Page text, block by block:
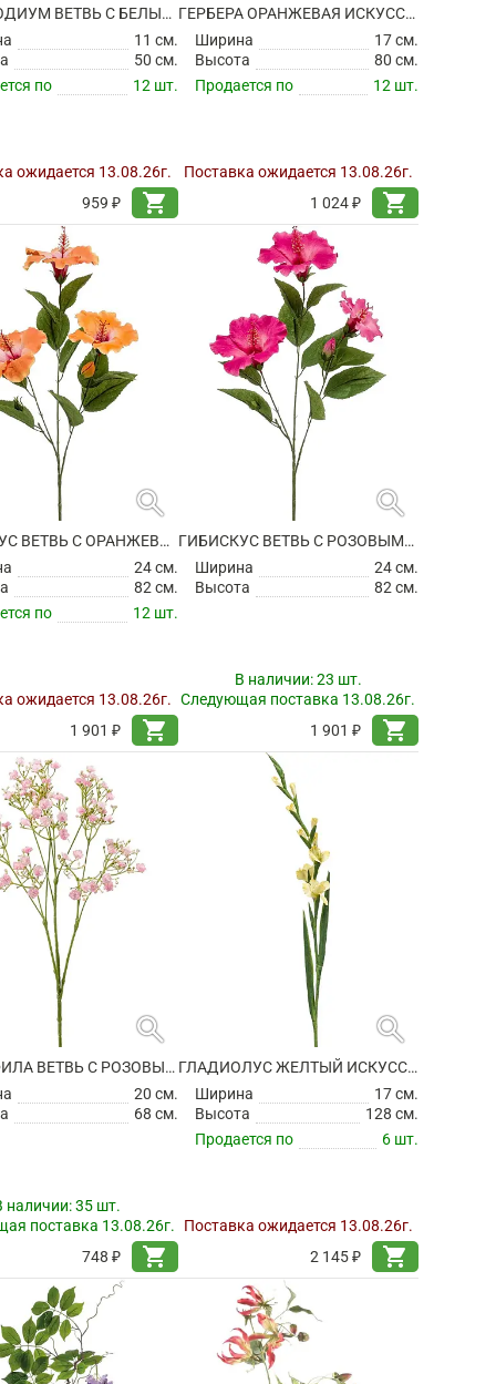
ГЕПТАКОДИУМ ВЕТВЬ С БЕЛЫМИ ЦВЕТАМИ ИСКУССТВЕННЫЙ
11 см.
50 см.
по
12 шт.
ожидается 13.08.26г.
959 ₽
shopping_cart
ГЕРБЕРА ОРАНЖЕВАЯ ИСКУССТВЕННАЯ
Ширина
17 см.
Высота
80 см.
Продается по
12 шт.
Поставка ожидается 13.08.26г.
1 024 ₽
shopping_cart
search
ГИБИСКУС ВЕТВЬ С ОРАНЖЕВЫМИ ЦВЕТАМИ ИСКУССТВЕННЫЙ
24 см.
82 см.
по
12 шт.
ожидается 13.08.26г.
1 901 ₽
shopping_cart
search
ГИБИСКУС ВЕТВЬ С РОЗОВЫМИ ЦВЕТАМИ ИСКУССТВЕННЫЙ
Ширина
24 см.
Высота
82 см.
В наличии:23 шт.
Следующая поставка 13.08.26г.
1 901 ₽
shopping_cart
search
ГИПСОФИЛА ВЕТВЬ С РОЗОВЫМИ ЦВЕТАМИ ИСКУССТВЕННАЯ
20 см.
68 см.
наличии:35 шт.
поставка 13.08.26г.
748 ₽
shopping_cart
search
ГЛАДИОЛУС ЖЕЛТЫЙ ИСКУССТВЕННЫЙ
Ширина
17 см.
Высота
128 см.
Продается по
6 шт.
Поставка ожидается 13.08.26г.
2 145 ₽
shopping_cart